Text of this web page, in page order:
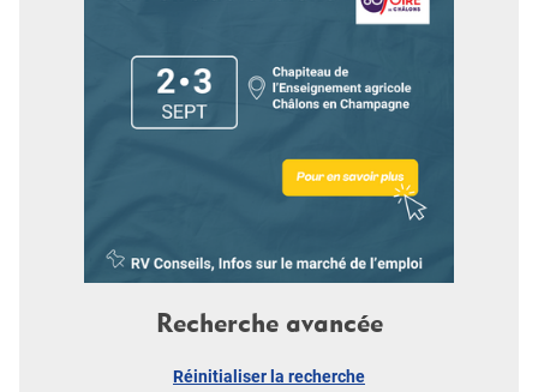
Recherche avancée
Réinitialiser la recherche